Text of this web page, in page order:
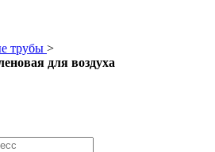
трубы >
для воздуха